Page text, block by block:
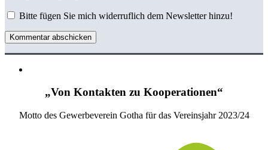
Bitte fügen Sie mich widerruflich dem Newsletter hinzu!
Kommentar abschicken
„Von Kontakten zu Kooperationen“
Motto des Gewerbeverein Gotha für das Vereinsjahr 2023/24